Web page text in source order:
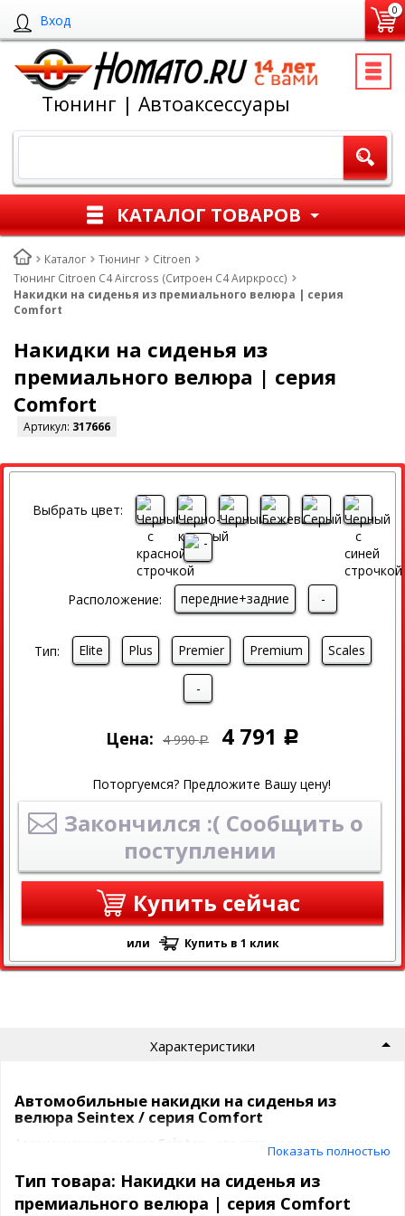
Вход
0
Тюнинг | Автоаксессуары
КАТАЛОГ ТОВАРОВ
Каталог Тюнинг
Citroen
Тюнинг Citroen C4 Aircross (Ситроен С4 Аиркросс)
Накидки на сиденья из премиального велюра | серия
Comfort
Накидки на сиденья из
премиального велюра | серия
Comfort
Артикул: 317666
СКИДКА
Выбрать цвет:
Расположение: передние+задние -
Тип: Elite Plus Premier Premium Scales
-
Цена: 4 990 Р 4 791 Р
Поторгуемся? Предложите Вашу цену!
Закончился :( Сообщить о
поступлении
Купить сейчас
или Купить в 1 клик
Характеристики
Автомобильные накидки на сиденья из
велюра Seintex / серия Comfort
Автонакидки из велюра Seintex
решение от ведущего российского производителя. Они не
только придают интерьеру автомобиля элегантный внешний
вид, но и надежно защищают обивку сидений от загрязнений,
влаги и механических повреждений.
Показать полностью
Тип товара: Накидки на сиденья из
премиального велюра | серия Comfort